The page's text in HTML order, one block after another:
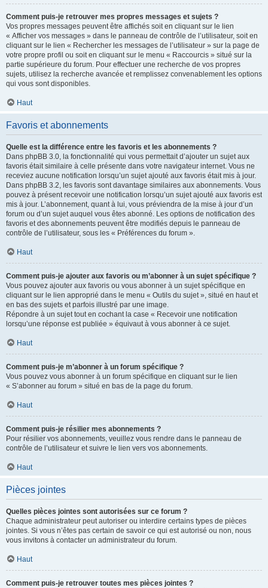
Comment puis-je retrouver mes propres messages et sujets ?
Vos propres messages peuvent être affichés soit en cliquant sur le lien
« Afficher vos messages » dans le panneau de contrôle de l’utilisateur, soit en
cliquant sur le lien « Rechercher les messages de l’utilisateur » sur la page de
votre propre profil ou soit en cliquant sur le menu « Raccourcis » situé sur la
partie supérieure du forum. Pour effectuer une recherche de vos propres
sujets, utilisez la recherche avancée et remplissez convenablement les options
qui vous sont disponibles.
Haut
Favoris et abonnements
Quelle est la différence entre les favoris et les abonnements ?
Dans phpBB 3.0, la fonctionnalité qui vous permettait d’ajouter un sujet aux
favoris était similaire à celle présente dans votre navigateur internet. Vous ne
receviez aucune notification lorsqu’un sujet ajouté aux favoris était mis à jour.
Dans phpBB 3.2, les favoris sont davantage similaires aux abonnements. Vous
pouvez à présent recevoir une notification lorsqu’un sujet ajouté aux favoris est
mis à jour. L’abonnement, quant à lui, vous préviendra de la mise à jour d’un
forum ou d’un sujet auquel vous êtes abonné. Les options de notification des
favoris et des abonnements peuvent être modifiés depuis le panneau de
contrôle de l’utilisateur, sous les « Préférences du forum ».
Haut
Comment puis-je ajouter aux favoris ou m’abonner à un sujet spécifique ?
Vous pouvez ajouter aux favoris ou vous abonner à un sujet spécifique en
cliquant sur le lien approprié dans le menu « Outils du sujet », situé en haut et
en bas des sujets et parfois illustré par une image.
Répondre à un sujet tout en cochant la case « Recevoir une notification
lorsqu’une réponse est publiée » équivaut à vous abonner à ce sujet.
Haut
Comment puis-je m’abonner à un forum spécifique ?
Vous pouvez vous abonner à un forum spécifique en cliquant sur le lien
« S’abonner au forum » situé en bas de la page du forum.
Haut
Comment puis-je résilier mes abonnements ?
Pour résilier vos abonnements, veuillez vous rendre dans le panneau de
contrôle de l’utilisateur et suivre le lien vers vos abonnements.
Haut
Pièces jointes
Quelles pièces jointes sont autorisées sur ce forum ?
Chaque administrateur peut autoriser ou interdire certains types de pièces
jointes. Si vous n’êtes pas certain de savoir ce qui est autorisé ou non, nous
vous invitons à contacter un administrateur du forum.
Haut
Comment puis-je retrouver toutes mes pièces jointes ?